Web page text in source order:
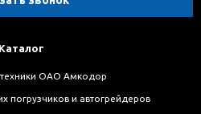
Каталог
техники ОАО Амкодор
погрузчиков и автогрейдеров